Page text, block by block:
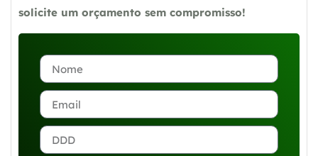
solicite um orçamento sem compromisso!